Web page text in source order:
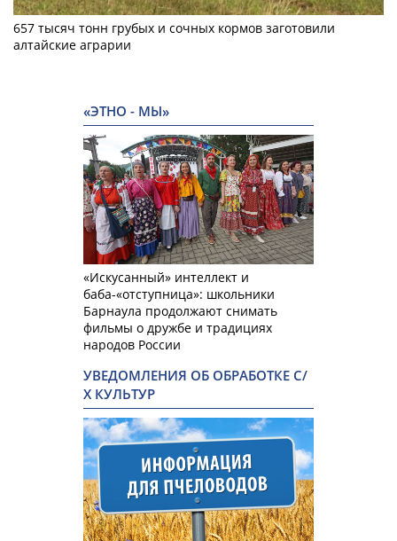
657 тысяч тонн грубых и сочных кормов заготовили
алтайские аграрии
«ЭТНО - МЫ»
«Искусанный» интеллект и
баба-«отступница»: школьники
Барнаула продолжают снимать
фильмы о дружбе и традициях
народов России
УВЕДОМЛЕНИЯ ОБ ОБРАБОТКЕ С/
Х КУЛЬТУР